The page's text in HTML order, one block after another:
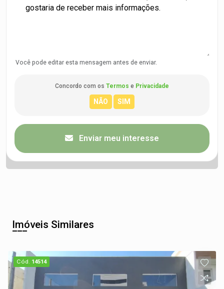
Você pode editar esta mensagem antes de enviar.
Concordo com os Termos e Privacidade
Enviar meu interesse
Imóveis Similares
Cód. 14514